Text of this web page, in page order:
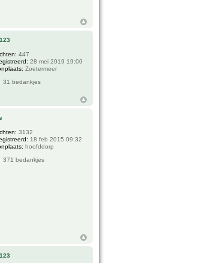
447
28 mei 2019 19:00
Zoetermeer
31 bedankjes
3132
18 feb 2015 09:32
hoofddorp
371 bedankjes